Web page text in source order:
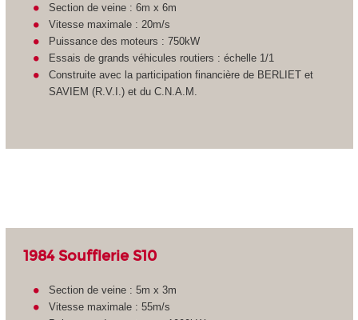
Section de veine : 6m x 6m
Vitesse maximale : 20m/s
Puissance des moteurs : 750kW
Essais de grands véhicules routiers : échelle 1/1
Construite avec la participation financière de BERLIET et
SAVIEM (R.V.I.) et du C.N.A.M.
1984 Soufflerie S10
Section de veine : 5m x 3m
Vitesse maximale : 55m/s